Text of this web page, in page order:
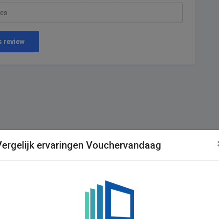
review
ervaringen Vouchervandaag